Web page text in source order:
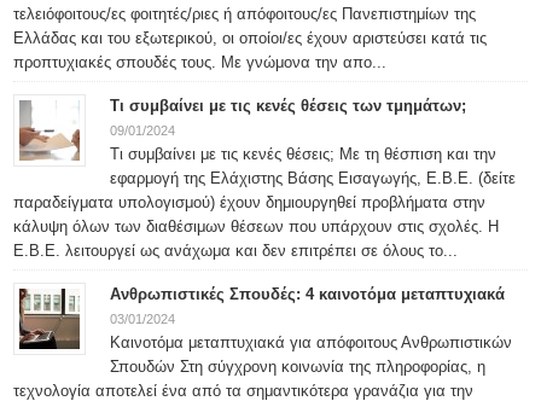
τελειόφοιτους/ες φοιτητές/ριες ή απόφοιτους/ες Πανεπιστημίων της
Ελλάδας και του εξωτερικού, οι οποίοι/ες έχουν αριστεύσει κατά τις
προπτυχιακές σπουδές τους. Με γνώμονα την απο...
Τι συμβαίνει με τις κενές θέσεις των τμημάτων;
09/01/2024
Τι συμβαίνει με τις κενές θέσεις; Με τη θέσπιση και την
εφαρμογή της Ελάχιστης Βάσης Εισαγωγής, Ε.Β.Ε. (δείτε
παραδείγματα υπολογισμού) έχουν δημιουργηθεί προβλήματα στην
κάλυψη όλων των διαθέσιμων θέσεων που υπάρχουν στις σχολές. Η
Ε.Β.Ε. λειτουργεί ως ανάχωμα και δεν επιτρέπει σε όλους το...
Ανθρωπιστικές Σπουδές: 4 καινοτόμα μεταπτυχιακά
03/01/2024
Καινοτόμα μεταπτυχιακά για απόφοιτους Ανθρωπιστικών
Σπουδών Στη σύγχρονη κοινωνία της πληροφορίας, η
τεχνολογία αποτελεί ένα από τα σημαντικότερα γρανάζια για την